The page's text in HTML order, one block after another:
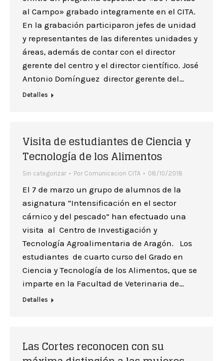
al Campo» grabado integramente en el CITA.
En la grabación participaron jefes de unidad
y representantes de las diferentes unidades y
áreas, además de contar con el director
gerente del centro y el director científico. José
Antonio Domínguez director gerente del…
Detalles
Visita de estudiantes de Ciencia y
Tecnología de los Alimentos
Sin categorizar Por Comunicacion CITA 08/10/2018
El 7 de marzo un grupo de alumnos de la
asignatura “Intensificación en el sector
cárnico y del pescado” han efectuado una
visita al Centro de Investigación y
Tecnología Agroalimentaria de Aragón. Los
estudiantes de cuarto curso del Grado en
Ciencia y Tecnología de los Alimentos, que se
imparte en la Facultad de Veterinaria de…
Detalles
Las Cortes reconocen con su